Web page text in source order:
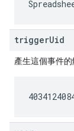
triggerUid
產生這個事件的